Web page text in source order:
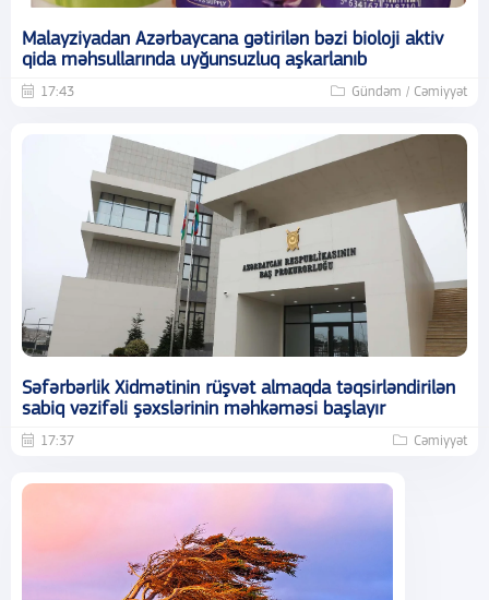
Malayziyadan Azərbaycana gətirilən bəzi bioloji aktiv
qida məhsullarında uyğunsuzluq aşkarlanıb
17:43 Gündəm / Cəmiyyət
Səfərbərlik Xidmətinin rüşvət almaqda təqsirləndirilən
sabiq vəzifəli şəxslərinin məhkəməsi başlayır
17:37 Cəmiyyət